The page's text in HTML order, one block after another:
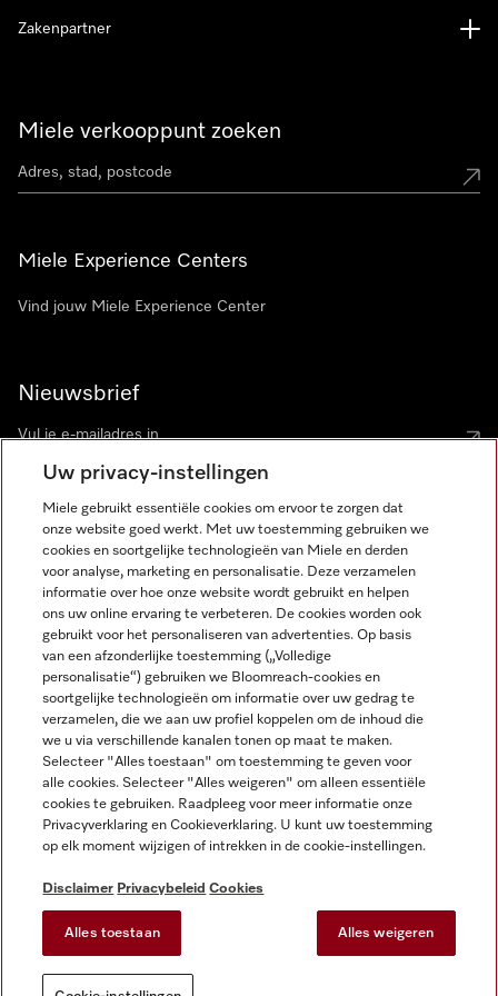
Miele verkooppunt zoeken
Miele Experience Centers
Vind jouw Miele Experience Center
Nieuwsbrief
Zakenpartner
Disclaimer
Algemene voorwaarden en informatie
Privacybeleid
Gebruiksvoorwaarden
Toegankelijkheidsverklaring
Digital Services Act
Cookie-instellingen
Miele op Instagram
Miele op Facebook
Miele op Youtube
Uw privacy-instellingen
Miele gebruikt essentiële cookies om ervoor te zorgen dat
onze website goed werkt. Met uw toestemming gebruiken we
cookies en soortgelijke technologieën van Miele en derden
voor analyse, marketing en personalisatie. Deze verzamelen
informatie over hoe onze website wordt gebruikt en helpen
ons uw online ervaring te verbeteren. De cookies worden ook
gebruikt voor het personaliseren van advertenties. Op basis
van een afzonderlijke toestemming („Volledige
personalisatie“) gebruiken we Bloomreach-cookies en
soortgelijke technologieën om informatie over uw gedrag te
verzamelen, die we aan uw profiel koppelen om de inhoud die
we u via verschillende kanalen tonen op maat te maken.
Selecteer "Alles toestaan" om toestemming te geven voor
alle cookies. Selecteer "Alles weigeren" om alleen essentiële
cookies te gebruiken. Raadpleeg voor meer informatie onze
Privacyverklaring en Cookieverklaring. U kunt uw toestemming
op elk moment wijzigen of intrekken in de cookie-instellingen.
Disclaimer Privacybeleid Cookies
Alles toestaan Alles weigeren